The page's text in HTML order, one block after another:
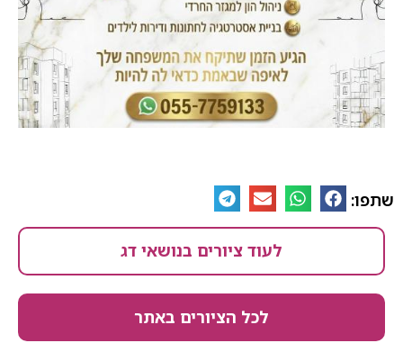
שתפו:
לעוד ציורים בנושאי דג
לכל הציורים באתר